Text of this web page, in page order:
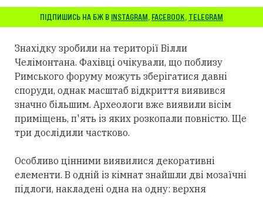
ПІДПИШИСЬ НА БЖ В INSTAGRAM, FACEBOOK, TELEGRAM
Знахідку зробили на території Вілли
Челімонтана. Фахівці очікували, що поблизу
Римського форуму можуть зберігатися давні
споруди, однак масштаб відкриття виявився
значно більшим. Археологи вже виявили вісім
приміщень, п'ять із яких розкопали повністю. Ще
три дослідили частково.
Особливо цінними виявилися декоративні
елементи. В одній із кімнат знайшли дві мозаїчні
підлоги, накладені одна на одну: верхня